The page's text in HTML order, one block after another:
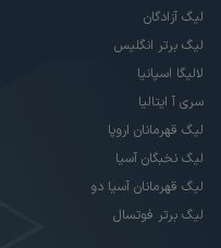
لیگ آزادگان
لیگ برتر انگلیس
لالیگا اسپانیا
سری آ ایتالیا
لیگ قهرمانان اروپا
لیگ نخبگان آسیا
لیگ قهرمانان آسیا دو
لیگ برتر فوتسال